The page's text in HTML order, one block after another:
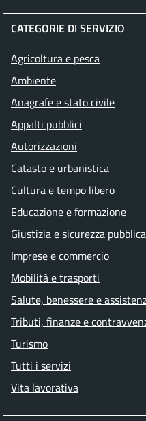
CATEGORIE DI SERVIZIO
Agricoltura e pesca
Ambiente
Anagrafe e stato civile
Appalti pubblici
Autorizzazioni
Catasto e urbanistica
Cultura e tempo libero
Educazione e formazione
Giustizia e sicurezza pubblica
Imprese e commercio
Mobilità e trasporti
Salute, benessere e
Tributi, finanze e
Turismo
Tutti i servizi
Vita lavorativa